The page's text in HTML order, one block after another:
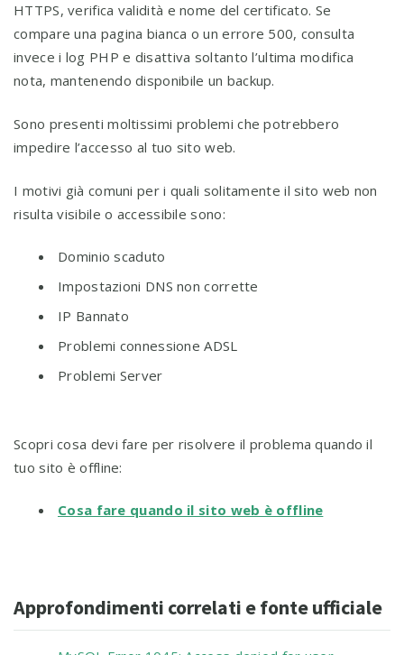
HTTPS, verifica validità e nome del certificato. Se
compare una pagina bianca o un errore 500, consulta
invece i log PHP e disattiva soltanto l’ultima modifica
nota, mantenendo disponibile un backup.
Sono presenti moltissimi problemi che potrebbero
impedire l’accesso al tuo sito web.
I motivi già comuni per i quali solitamente il sito web non
risulta visibile o accessibile sono:
Dominio scaduto
Impostazioni DNS non corrette
IP Bannato
Problemi connessione ADSL
Problemi Server
Scopri cosa devi fare per risolvere il problema quando il
tuo sito è offline:
Cosa fare quando il sito web è offline
Approfondimenti correlati e fonte ufficiale